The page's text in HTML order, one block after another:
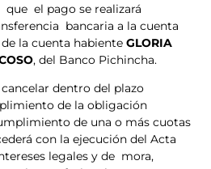
el pago se realizará
bancaria a la cuenta
de la cuenta habiente GLORIA
, del Banco Pichincha.
dentro del plazo
de la obligación
de una o más cuotas
con la ejecución del Acta
legales y de mora,